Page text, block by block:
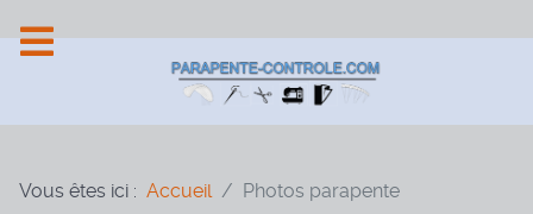
Vous êtes ici : Accueil Photos parapente